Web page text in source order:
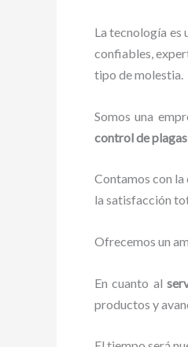
La tecnología es
confiables,
tipo de molestia.
Somos una
control de plagas
Contamos con
la satisfacción
Ofrecemos un
En cuanto al
productos y